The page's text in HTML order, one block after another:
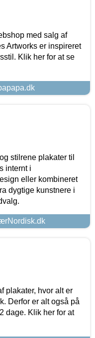
med salg af
Artworks er inspireret
Klik her for at se
stilrene plakater til
internt i
eller kombineret
dygtige kunstnere i
plakater, hvor alt er
Derfor er alt også på
dage. Klik her for at